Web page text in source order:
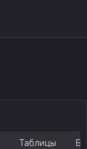
Таблицы